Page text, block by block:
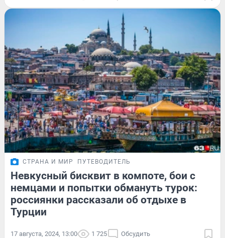
СТРАНА И МИР ПУТЕВОДИТЕЛЬ
Невкусный бисквит в компоте, бои с
немцами и попытки обмануть турок:
россиянки рассказали об отдыхе в
Турции
17 августа, 2024, 13:00 1 725 Обсудить